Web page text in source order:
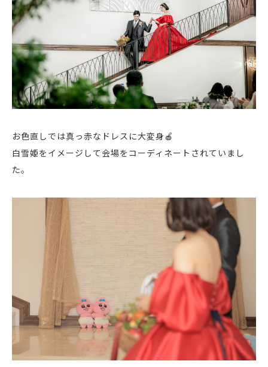
お色直しでは真っ赤なドレスに大変身🍎
白雪姫をイメージして会場をコーディネートされていまし
た。